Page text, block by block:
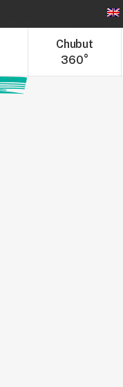
Chubut
360°